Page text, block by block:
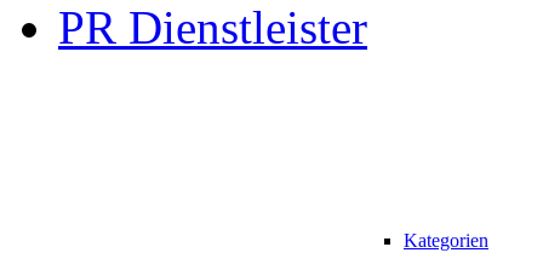
PR Dienstleister
Kategorien